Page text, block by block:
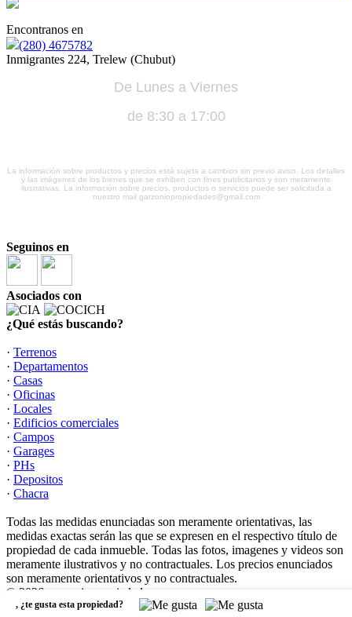
, ¿te gusta esta propiedad?
Encontranos en
(280) 4675782
Inmigrantes 224, Trelew (Chubut)
De Lunes a Viernes
de 8:30 a 17:00
La información sobre productos y precios está sujeta a cambios sin previo aviso. Los detalles
y las imágenes de los bienes que se exhiben con fines publicitarios y son meramente
ilustrativas. La información sobre precios, productos o servicios puede ser solicitada a
nuestro mail garzoniopropiedades@gmail.com
Seguinos en
Asociados con
¿Qué estás buscando?
· Terrenos
· Departamentos
· Casas
· Oficinas
· Locales
· Edificios comerciales
· Campos
· Garages
· PHs
· Depositos
· Chacra
Todas las medidas enunciadas son meramente orientativas, las
medidas exactas serán las que se expresen en el respectivo título de
propiedad de cada inmueble. Todas las fotos, imagenes y videos son
meramente ilustrativos y no contractuales. Los precios enunciados
son meramente orientativos y no contractuales.
© 2026 garzonio propiedades.
Software Inmobiliario - Tokko Broker